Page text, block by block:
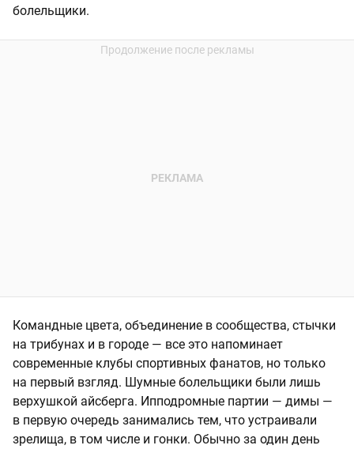
болельщики.
Командные цвета, объединение в сообщества, стычки
на трибунах и в городе — все это напоминает
современные клубы спортивных фанатов, но только
на первый взгляд. Шумные болельщики были лишь
верхушкой айсберга. Ипподромные партии — димы —
в первую очередь занимались тем, что устраивали
зрелища, в том числе и гонки. Обычно за один день